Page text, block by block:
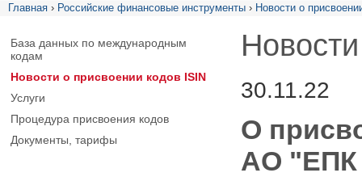
Главная › Российские финансовые инструменты › Новости о
База данных по международным
кодам
Новости о присвоении кодов ISIN
Услуги
Процедура присвоения кодов
Документы, тарифы
30.11.22
О
АО "ЕПК